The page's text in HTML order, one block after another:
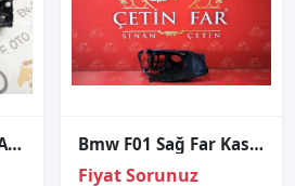
BMW 3 SERİSİ F30 SAĞ FAR KASASI SIFIR Bmw F01 Sağ Far Kasasi
Fiyat Sorunuz